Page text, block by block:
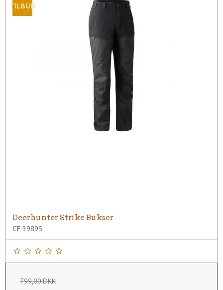
TILBUD
Deerhunter Strike Bukser
CF-3989S
799,00 DKK